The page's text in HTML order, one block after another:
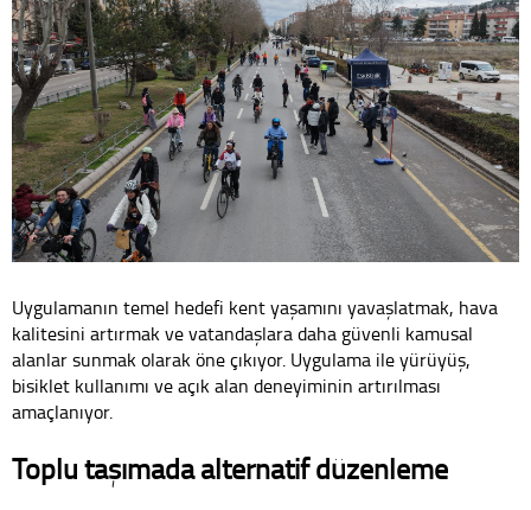
Uygulamanın temel hedefi kent yaşamını yavaşlatmak, hava
kalitesini artırmak ve vatandaşlara daha güvenli kamusal
alanlar sunmak olarak öne çıkıyor. Uygulama ile yürüyüş,
bisiklet kullanımı ve açık alan deneyiminin artırılması
amaçlanıyor.
Toplu taşımada alternatif düzenleme